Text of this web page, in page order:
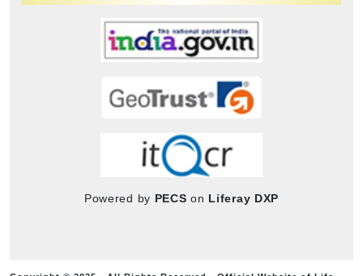
Powered by PECS on Liferay DXP